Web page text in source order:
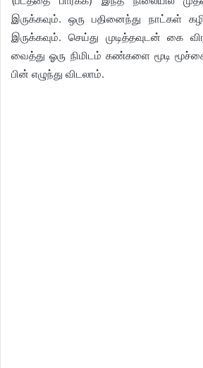
இருக்கவும். ஒரு பதினைந்து நாட்கள்
இருக்கவும். செய்து முடித்தவுடன் கை
வைத்து ஓரு நிமிடம் கண்களை மூடி
பின் எழுந்து விடலாம்.